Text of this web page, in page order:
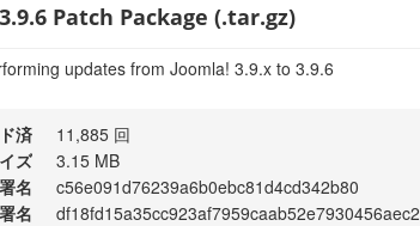
Patch Package (.tar.gz)
updates from Joomla! 3.9.x to 3.9.6
済
11,885 回
ズ
3.15 MB
名
c56e091d76239a6b0ebc81d4cd342b80
名
df18fd15a35cc923af7959caab52e7930456aec2